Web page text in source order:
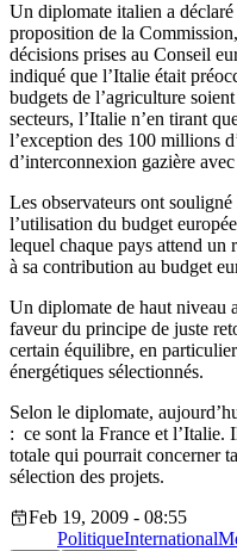
Un diplomate italien a
proposition de la
décisions prises au Conseil
indiqué que l’Italie était
budgets de l’agriculture
secteurs, l’Italie n’en tirant
l’exception des 100 millions
d’interconnexion gazière
Les observateurs ont
l’utilisation du budget
lequel chaque pays attend un
à sa contribution au budget
Un diplomate de haut niveau
faveur du principe de juste
certain équilibre, en
énergétiques sélectionnés.
Selon le diplomate,
: ce sont la France et l’Italie.
totale qui pourrait concerner
sélection des projets.
Feb 19, 2009 - 08:55
PolitiqueInternational